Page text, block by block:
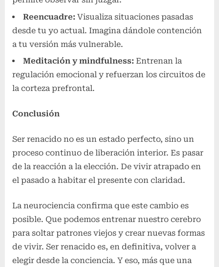
Reencuadre: Visualiza situaciones pasadas
desde tu yo actual. Imagina dándole contención
a tu versión más vulnerable.
Meditación y mindfulness: Entrenan la
regulación emocional y refuerzan los circuitos de
la corteza prefrontal.
Conclusión
Ser renacido no es un estado perfecto, sino un
proceso continuo de liberación interior. Es pasar
de la reacción a la elección. De vivir atrapado en
el pasado a habitar el presente con claridad.
La neurociencia confirma que este cambio es
posible. Que podemos entrenar nuestro cerebro
para soltar patrones viejos y crear nuevas formas
de vivir. Ser renacido es, en definitiva, volver a
elegir desde la conciencia. Y eso, más que una